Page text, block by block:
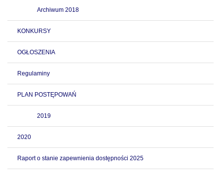
Archiwum 2018
KONKURSY
OGŁOSZENIA
Regulaminy
PLAN POSTĘPOWAŃ
2019
2020
Raport o stanie zapewnienia dostępności 2025